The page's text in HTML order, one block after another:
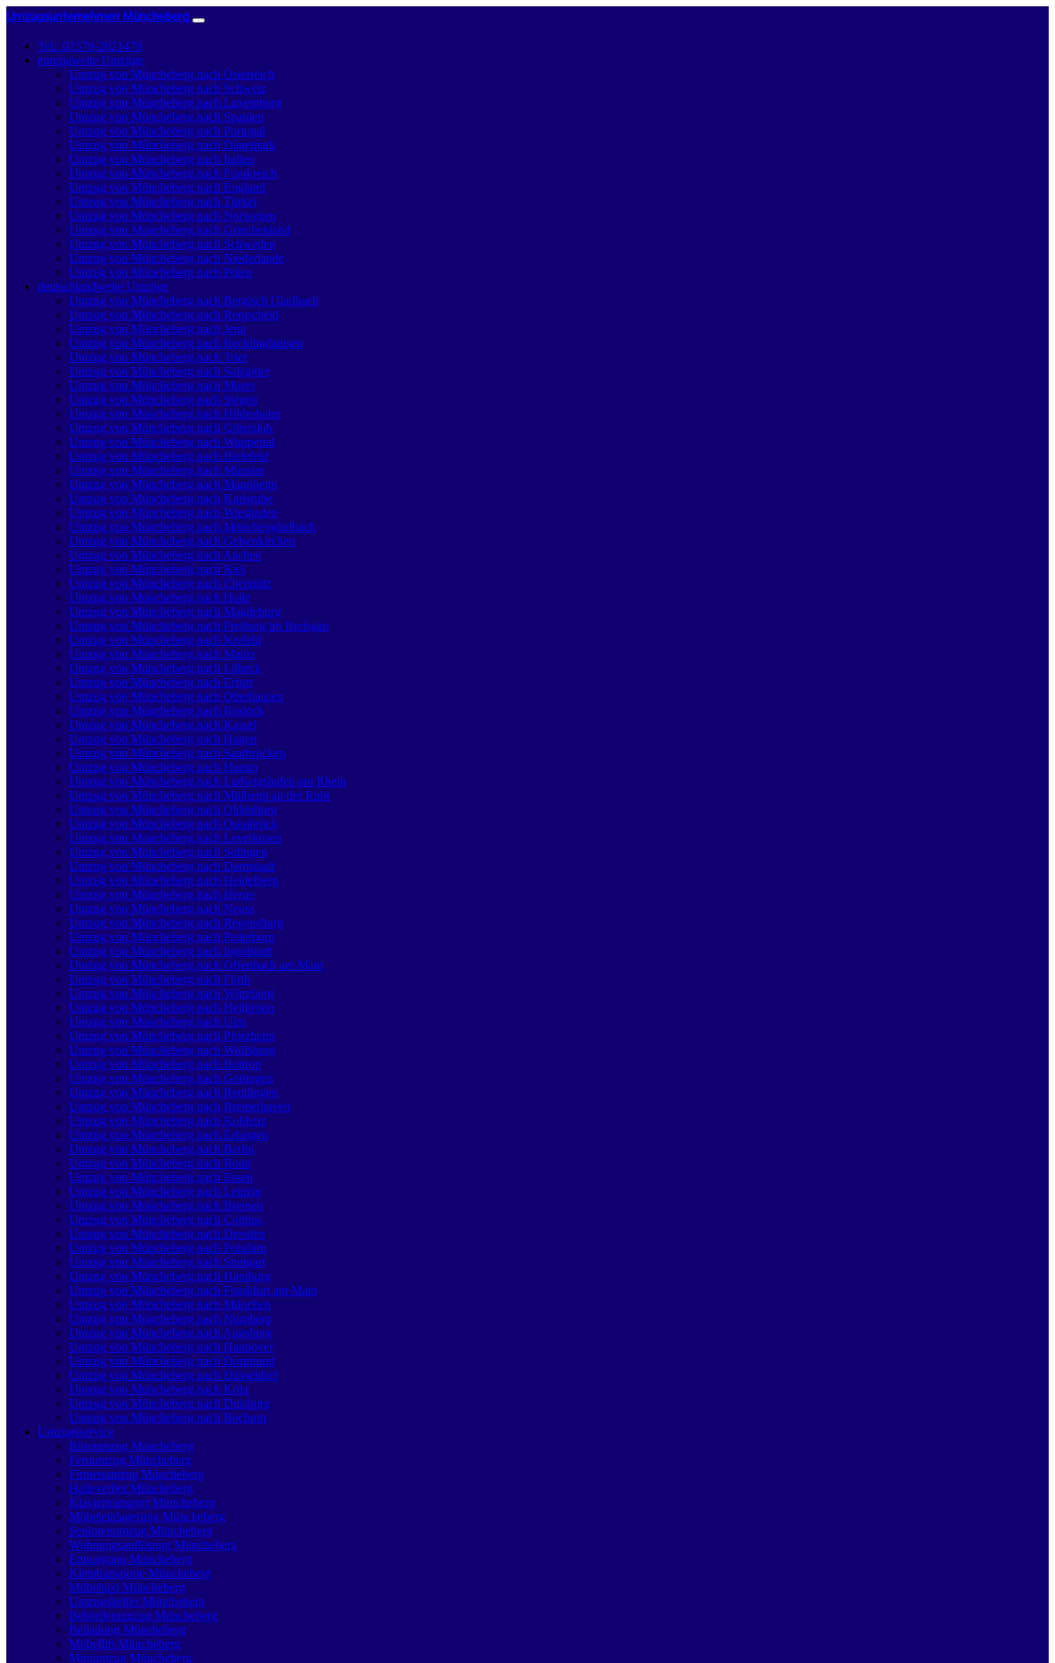
Umzugsunternehmen Müncheberg
Tel.: 01579-2621479
europaweite Umzüge
Umzug von Müncheberg nach Österreich
Umzug von Müncheberg nach Schweiz
Umzug von Müncheberg nach Luxemburg
Umzug von Müncheberg nach Spanien
Umzug von Müncheberg nach Portugal
Umzug von Müncheberg nach Dänemark
Umzug von Müncheberg nach Italien
Umzug von Müncheberg nach Frankreich
Umzug von Müncheberg nach England
Umzug von Müncheberg nach Türkei
Umzug von Müncheberg nach Norwegen
Umzug von Müncheberg nach Griechenland
Umzug von Müncheberg nach Schweden
Umzug von Müncheberg nach Niederlande
Umzug von Müncheberg nach Polen
deutschlandweite Umzüge
Umzug von Müncheberg nach Bergisch Gladbach
Umzug von Müncheberg nach Remscheid
Umzug von Müncheberg nach Jena
Umzug von Müncheberg nach Recklinghausen
Umzug von Müncheberg nach Trier
Umzug von Müncheberg nach Salzgitter
Umzug von Müncheberg nach Moers
Umzug von Müncheberg nach Siegen
Umzug von Müncheberg nach Hildesheim
Umzug von Müncheberg nach Gütersloh
Umzug von Müncheberg nach Wuppertal
Umzug von Müncheberg nach Bielefeld
Umzug von Müncheberg nach Münster
Umzug von Müncheberg nach Mannheim
Umzug von Müncheberg nach Karlsruhe
Umzug von Müncheberg nach Wiesbaden
Umzug von Müncheberg nach Mönchen­gladbach
Umzug von Müncheberg nach Gelsenkirchen
Umzug von Müncheberg nach Aachen
Umzug von Müncheberg nach Kiel
Umzug von Müncheberg nach Chemnitz
Umzug von Müncheberg nach Halle
Umzug von Müncheberg nach Magdeburg
Umzug von Müncheberg nach Freiburg im Breisgau
Umzug von Müncheberg nach Krefeld
Umzug von Müncheberg nach Mainz
Umzug von Müncheberg nach Lübeck
Umzug von Müncheberg nach Erfurt
Umzug von Müncheberg nach Oberhausen
Umzug von Müncheberg nach Rostock
Umzug von Müncheberg nach Kassel
Umzug von Müncheberg nach Hagen
Umzug von Müncheberg nach Saarbrücken
Umzug von Müncheberg nach Hamm
Umzug von Müncheberg nach Ludwigshafen am Rhein
Umzug von Müncheberg nach Mülheim an der Ruhr
Umzug von Müncheberg nach Oldenburg
Umzug von Müncheberg nach Osnabrück
Umzug von Müncheberg nach Leverkusen
Umzug von Müncheberg nach Solingen
Umzug von Müncheberg nach Darmstadt
Umzug von Müncheberg nach Heidelberg
Umzug von Müncheberg nach Herne
Umzug von Müncheberg nach Neuss
Umzug von Müncheberg nach Regensburg
Umzug von Müncheberg nach Paderborn
Umzug von Müncheberg nach Ingolstadt
Umzug von Müncheberg nach Offenbach am Main
Umzug von Müncheberg nach Fürth
Umzug von Müncheberg nach Würzburg
Umzug von Müncheberg nach Heilbronn
Umzug von Müncheberg nach Ulm
Umzug von Müncheberg nach Pforzheim
Umzug von Müncheberg nach Wolfsburg
Umzug von Müncheberg nach Bottrop
Umzug von Müncheberg nach Göttingen
Umzug von Müncheberg nach Reutlingen
Umzug von Müncheberg nach Bremer­haven
Umzug von Müncheberg nach Koblenz
Umzug von Müncheberg nach Erlangen
Umzug von Müncheberg nach Berlin
Umzug von Müncheberg nach Bonn
Umzug von Müncheberg nach Essen
Umzug von Müncheberg nach Leipzig
Umzug von Müncheberg nach Bremen
Umzug von Müncheberg nach Cottbus
Umzug von Müncheberg nach Dresden
Umzug von Müncheberg nach Potsdam
Umzug von Müncheberg nach Stuttgart
Umzug von Müncheberg nach Hamburg
Umzug von Müncheberg nach Frankfurt am Main
Umzug von Müncheberg nach München
Umzug von Müncheberg nach Nürnberg
Umzug von Müncheberg nach Augsburg
Umzug von Müncheberg nach Hannover
Umzug von Müncheberg nach Dortmund
Umzug von Müncheberg nach Düsseldorf
Umzug von Müncheberg nach Köln
Umzug von Müncheberg nach Duisburg
Umzug von Müncheberg nach Bochum
Umzugsservice
Büroumzug Müncheberg
Fernumzug Müncheberg
Firmenumzug Müncheberg
Halteverbot Müncheberg
Klaviertransport Müncheberg
Möbeleinlagerung Müncheberg
Seniorenumzug Müncheberg
Wohnungsauflösung Müncheberg
Entsorgung Müncheberg
Kleintransporte Müncheberg
Möbeltaxi Müncheberg
Umzugshelfer Müncheberg
Behördenumzug Müncheberg
Beiladung Müncheberg
Möbellift Müncheberg
Miniumzug Müncheberg